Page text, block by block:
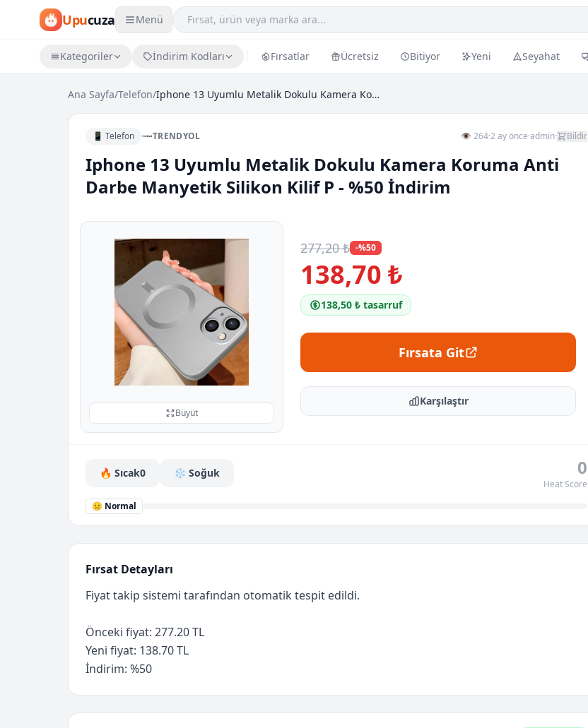
Upucuza Menü
Kategoriler İndirim Kodları Fırsatlar Ücretsiz Bitiyor Yeni Seyahat
Ana Sayfa/Telefon/ Iphone 13 Uyumlu Metalik Dokulu Kamera Koruma Anti...
📱 Telefon TRENDYOL 👁 264·2 ay önce·admin· Bildir
Iphone 13 Uyumlu Metalik Dokulu Kamera Koruma Anti
Darbe Manyetik Silikon Kilif P - %50 İndirim
Büyüt
277,20 ₺ -%50
138,70 ₺
138,50 ₺ tasarruf
Fırsata Git
Karşılaştır
🔥 Sıcak0 ❄️ Soğuk 0
Heat Score
😐 Normal
Fırsat Detayları
Fiyat takip sistemi tarafından otomatik tespit edildi.
Önceki fiyat: 277.20 TL
Yeni fiyat: 138.70 TL
İndirim: %50